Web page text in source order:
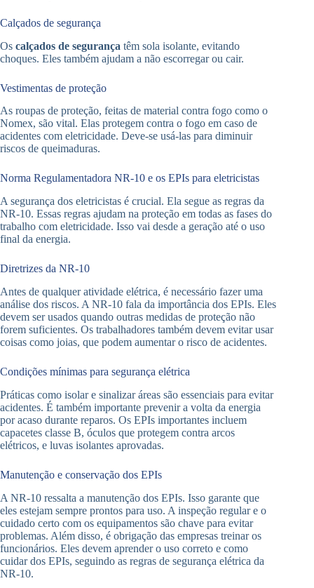
Calçados de segurança
Os calçados de segurança têm sola isolante, evitando
choques. Eles também ajudam a não escorregar ou cair.
Vestimentas de proteção
As roupas de proteção, feitas de material contra fogo como o
Nomex, são vital. Elas protegem contra o fogo em caso de
acidentes com eletricidade. Deve-se usá-las para diminuir
riscos de queimaduras.
Norma Regulamentadora NR-10 e os EPIs para eletricistas
A segurança dos eletricistas é crucial. Ela segue as regras da
NR-10. Essas regras ajudam na proteção em todas as fases do
trabalho com eletricidade. Isso vai desde a geração até o uso
final da energia.
Diretrizes da NR-10
Antes de qualquer atividade elétrica, é necessário fazer uma
análise dos riscos. A NR-10 fala da importância dos EPIs. Eles
devem ser usados quando outras medidas de proteção não
forem suficientes. Os trabalhadores também devem evitar usar
coisas como joias, que podem aumentar o risco de acidentes.
Condições mínimas para segurança elétrica
Práticas como isolar e sinalizar áreas são essenciais para evitar
acidentes. É também importante prevenir a volta da energia
por acaso durante reparos. Os EPIs importantes incluem
capacetes classe B, óculos que protegem contra arcos
elétricos, e luvas isolantes aprovadas.
Manutenção e conservação dos EPIs
A NR-10 ressalta a manutenção dos EPIs. Isso garante que
eles estejam sempre prontos para uso. A inspeção regular e o
cuidado certo com os equipamentos são chave para evitar
problemas. Além disso, é obrigação das empresas treinar os
funcionários. Eles devem aprender o uso correto e como
cuidar dos EPIs, seguindo as regras de segurança elétrica da
NR-10.